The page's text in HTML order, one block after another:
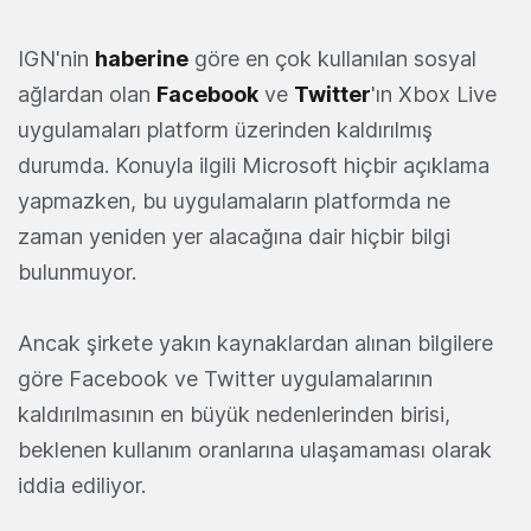
IGN'nin haberine göre en çok kullanılan sosyal
ağlardan olan Facebook ve Twitter'ın Xbox Live
uygulamaları platform üzerinden kaldırılmış
durumda. Konuyla ilgili Microsoft hiçbir açıklama
yapmazken, bu uygulamaların platformda ne
zaman yeniden yer alacağına dair hiçbir bilgi
bulunmuyor.
Ancak şirkete yakın kaynaklardan alınan bilgilere
göre Facebook ve Twitter uygulamalarının
kaldırılmasının en büyük nedenlerinden birisi,
beklenen kullanım oranlarına ulaşamaması olarak
iddia ediliyor.